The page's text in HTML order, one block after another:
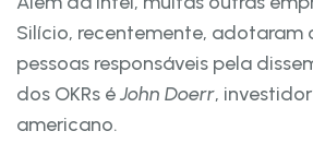
Silício, recentemente, adotaram
pessoas responsáveis pela
dos OKRs éJohn Doerr,
americano.